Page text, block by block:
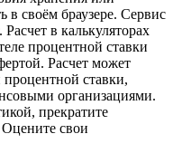
в своём браузере. Сервис
в калькуляторах
процентной ставки
Расчет может
процентной ставки,
организациями.
прекратите
Оцените свои